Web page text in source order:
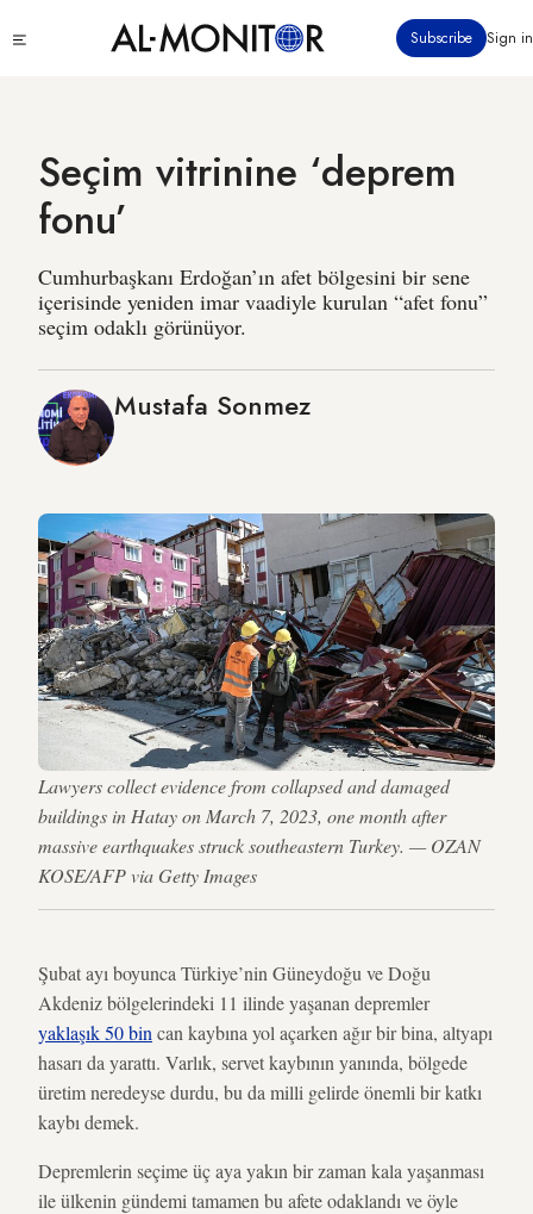
içeriğe
Subscribe Sign in
Seçim vitrinine ‘deprem
fonu’
Cumhurbaşkanı Erdoğan’ın afet bölgesini bir sene
içerisinde yeniden imar vaadiyle kurulan “afet fonu”
seçim odaklı görünüyor.
Mustafa Sonmez
Lawyers collect evidence from collapsed and damaged
buildings in Hatay on March 7, 2023, one month after
massive earthquakes struck southeastern Turkey. — OZAN
KOSE/AFP via Getty Images
Şubat ayı boyunca Türkiye’nin Güneydoğu ve Doğu
Akdeniz bölgelerindeki 11 ilinde yaşanan depremler
yaklaşık 50 bin can kaybına yol açarken ağır bir bina, altyapı
hasarı da yarattı. Varlık, servet kaybının yanında, bölgede
üretim neredeyse durdu, bu da milli gelirde önemli bir katkı
kaybı demek.
Depremlerin seçime üç aya yakın bir zaman kala yaşanması
ile ülkenin gündemi tamamen bu afete odaklandı ve öyle